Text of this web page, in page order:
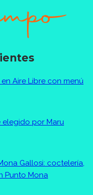
Aire Libre con menú
por Maru
Gallosi: coctelería,
Punto Mona